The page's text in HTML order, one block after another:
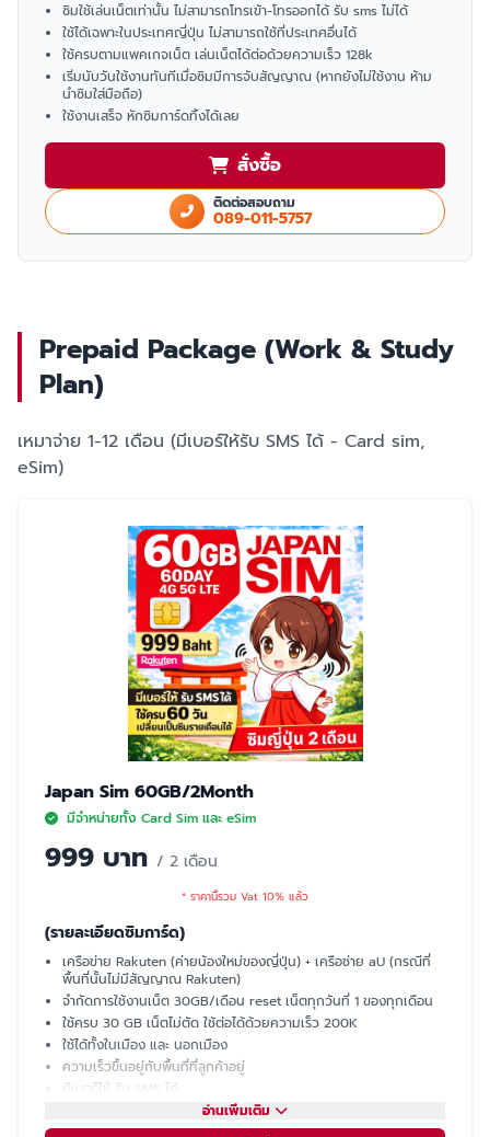
ซิมใช้เล่นเน็ตเท่านั้น ไม่สามารถโทรเข้า-โทรออกได้ รับ sms ไม่ได้
ใช้ได้เฉพาะในประเทศญี่ปุ่น ไม่สามารถใช้ที่ประเทศอื่นได้
ใช้ครบตามแพคเกจเน็ต เล่นเน็ตได้ต่อด้วยความเร็ว 128k
เริ่มนับวันใช้งานทันทีเมื่อซิมมีการจับสัญญาณ (หากยังไม่ใช้งาน ห้าม
นำซิมใส่มือถือ)
ใช้งานเสร็จ หักซิมการ์ดทิ้งได้เลย
สั่งซื้อ
ติดต่อสอบถาม
089-011-5757
Prepaid Package (Work & Study
Plan)
เหมาจ่าย 1-12 เดือน (มีเบอร์ให้รับ SMS ได้ - Card sim,
eSim)
Japan Sim 60GB/2Month
มีจำหน่ายทั้ง Card Sim และ eSim
999 บาท / 2 เดือน
* ราคานี้รวม Vat 10% แล้ว
(รายละเอียดซิมการ์ด)
เครือข่าย Rakuten (ค่ายน้องใหม่ของญี่ปุ่น) + เครือช่าย aU (กรณีที่
พื้นที่นั้นไม่มีสัญญาณ Rakuten)
จำกัดการใช้งานเน็ต 30GB/เดือน reset เน็ตทุกวันที่ 1 ของทุกเดือน
ใช้ครบ 30 GB เน็ตไม่ตัด ใช้ต่อได้ด้วยความเร็ว 200K
ใช้ได้ทั้งในเมือง และ นอกเมือง
ความเร็วขึ้นอยู่กับพื้นที่ที่ลูกค้าอยู่
มีเบอร์ให้ รับ SMS ได้
โทรเข้า-ออก ไม่ได้ ต้องโทรผ่าน LINE
แชร์ hotspot ไม่ได้
อ่านเพิ่มเติม